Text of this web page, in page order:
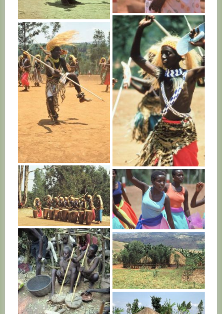
RWANDA
RWANDA
RWANDA
RWANDA
RWANDA RWANDA
RWANDA